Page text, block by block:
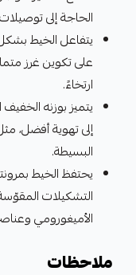
الحاجة إلى
يتفاعل الخيط
على تكوين غرز
ارتخاءً.
يتميز بوزنه
إلى تهوية أفضل،
البسيطة.
يحتفظ الخيط
التشكيلات
الأميغورومي
ملاحظات